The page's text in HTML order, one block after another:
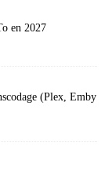
en 2027
(Plex, Emby